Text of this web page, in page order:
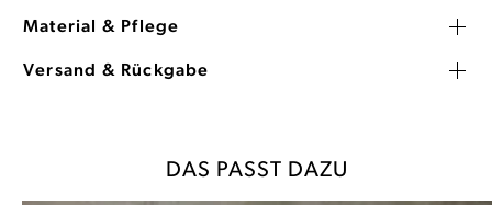
Material & Pflege
Versand & Rückgabe
DAS PASST DAZU